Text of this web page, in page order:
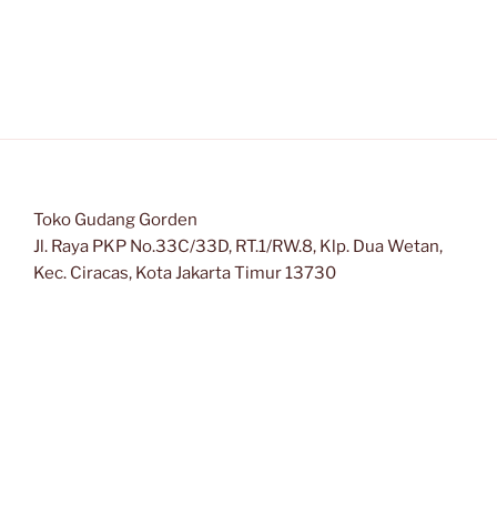
Toko Gudang Gorden
Jl. Raya PKP No.33C/33D, RT.1/RW.8, Klp. Dua Wetan,
Kec. Ciracas, Kota Jakarta Timur 13730